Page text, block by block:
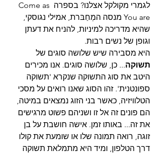
לגמרי מקולקל אצלנו? בספרה Come as
You are מנסה המְחַבּרת, אמילי נגוסקי,
שהיא מדריכה למיניות, להניח את דעתן
וגופן של נשים רבות.
היא מסבירה שיש שלושה סוגים של
תשוקה... כן, שלושה סוגים. אנו מכירים
היטב את סוג התשוקה שנקרא 'תשוקה
ספונטנית'. זהו הסוג שאנו רואים על מסכי
הטלוויזיה, כאשר בני הזוג נמצאים במיטה,
הם פונים זה אל זו ושניהם פשוט מרגישים
את זה... באותו זמן. אישה חושבת על בן
זוגה, רואה תמונה שלו או שומעת את קולו
דרך הטלפון, ומיד היא מתמלאת תשוקה